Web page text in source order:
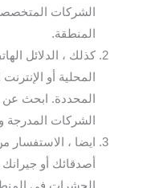
الشركات
المنطقة.
كذلك ، الدلائل
المحلية أو
المحددة. ابحث
الشركات المدرجة
ايضا ، الاستفسار
أصدقائك أو